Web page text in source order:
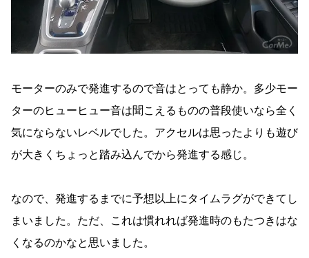
モーターのみで発進するので音はとっても静か。多少モー
ターのヒューヒュー音は聞こえるものの普段使いなら全く
気にならないレベルでした。アクセルは思ったよりも遊び
が大きくちょっと踏み込んでから発進する感じ。
なので、発進するまでに予想以上にタイムラグができてし
まいました。ただ、これは慣れれば発進時のもたつきはな
くなるのかなと思いました。